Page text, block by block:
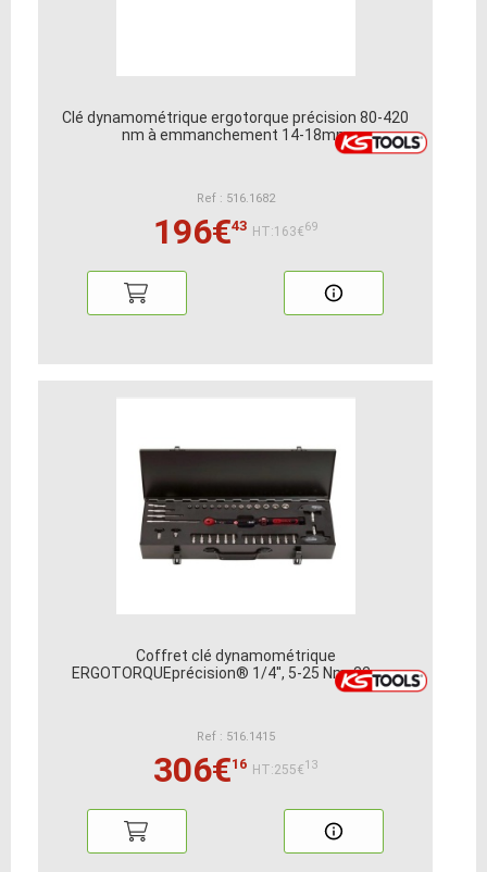
Clé dynamométrique ergotorque précision 80-420
nm à emmanchement 14-18mm
Ref : 516.1682
196€43 HT:163€69
Coffret clé dynamométrique
ERGOTORQUEprécision® 1/4'', 5-25 Nm, 32 pcs
Ref : 516.1415
306€16 HT:255€13